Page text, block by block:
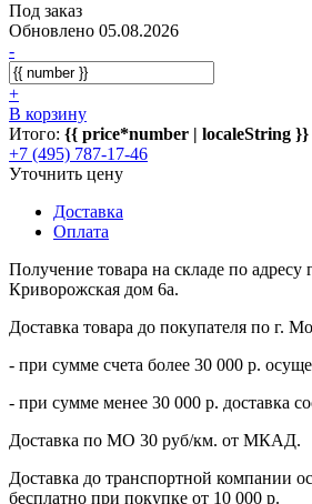
Под заказ
Обновлено 05.08.2026
-
+
В корзину
Итого: {{ price*number | localeString }}
+7 (495) 787-17-46
Уточнить цену
Доставка
Оплата
Получение товара на складе по адресу
Криворожская дом 6а.
Доставка товара до покупателя по г.
- при сумме счета более 30 000 р.
- при сумме менее 30 000 р. доставка
Доставка по МО 30 руб/км. от МКАД.
Доставка до транспортной компании
бесплатно при покупке от 10 000 р.